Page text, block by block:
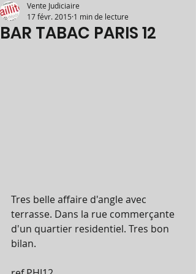
BAR TABAC PARIS 12
Vente Judiciaire
17 févr. 2015 1 min de lecture
Tres belle affaire d'angle avec
terrasse. Dans la rue commerçante
d'un quartier residentiel. Tres bon
bilan.